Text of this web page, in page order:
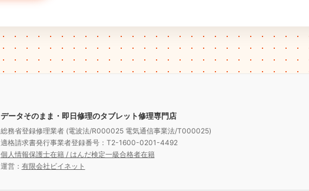
データそのまま・即日修理のタブレット修理専門店
総務省登録修理業者 (電波法/R000025 電気通信事業法/T000025)
適格請求書発行事業者登録番号：T2-1600-0201-4492
個人情報保護士在籍 / はんだ検定一級合格者在籍
運営： 有限会社ビイネット